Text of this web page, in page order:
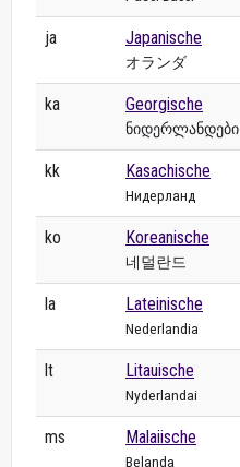
ja Japanische
オランダ
ka Georgische
ნიდერლანდები
kk Kasachische
Нидерланд
ko Koreanische
네덜란드
la Lateinische
Nederlandia
lt Litauische
Nyderlandai
ms Malaiische
Belanda